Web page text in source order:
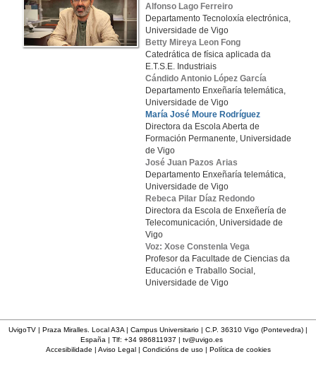
Alfonso Lago Ferreiro
Departamento Tecnoloxía electrónica,
Universidade de Vigo
Betty Mireya Leon Fong
Catedrática de física aplicada da
E.T.S.E. Industriais
Cándido Antonio López García
Departamento Enxeñaría telemática,
Universidade de Vigo
María José Moure Rodríguez
Directora da Escola Aberta de
Formación Permanente, Universidade
de Vigo
José Juan Pazos Arias
Departamento Enxeñaría telemática,
Universidade de Vigo
Rebeca Pilar Díaz Redondo
Directora da Escola de Enxeñería de
Telecomunicación, Universidade de
Vigo
Voz: Xose Constenla Vega
Profesor da Facultade de Ciencias da
Educación e Traballo Social,
Universidade de Vigo
UvigoTV | Praza Miralles. Local A3A | Campus Universitario | C.P. 36310 Vigo (Pontevedra) |
España | Tlf: +34 986811937 | tv@uvigo.es
Accesibilidade | Aviso Legal| Condicións de uso| Política de cookies